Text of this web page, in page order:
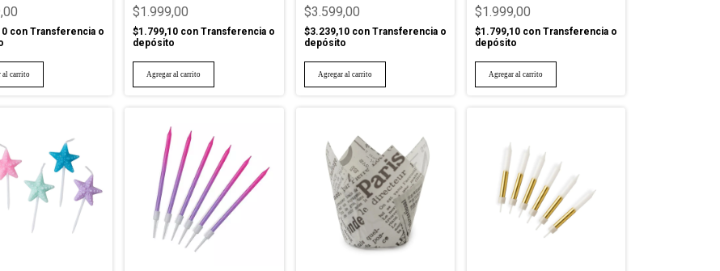
con Transferencia o
$1.999,00
$1.799,10 con Transferencia o
depósito
$3.599,00
$3.239,10 con Transferencia o
depósito
$1.999,00
$1.799,10 con Transferencia o
depósito